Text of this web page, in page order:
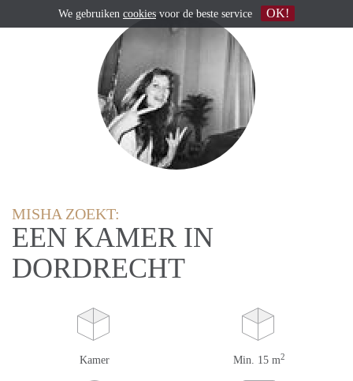
MISHA ZOEKT:
EEN KAMER IN
DORDRECHT
Kamer Min. 15 m2
We gebruiken cookies voor de beste service OK!